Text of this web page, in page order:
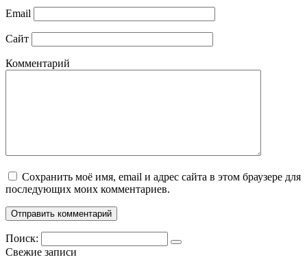
Email
Сайт
Комментарий
Сохранить моё имя, email и адрес сайта в этом браузере для
последующих моих комментариев.
Поиск:
Свежие записи